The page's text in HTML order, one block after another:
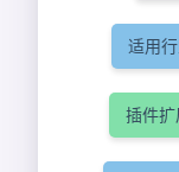
适用
插件扩